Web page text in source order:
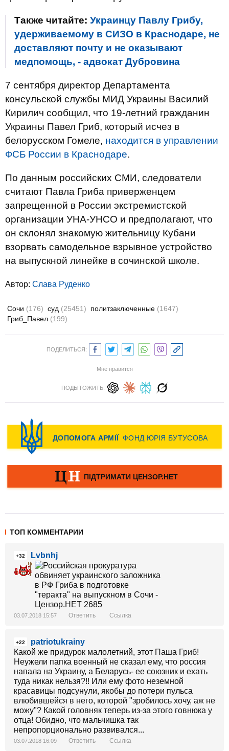
Также читайте: Украинцу Павлу Грибу,
удерживаемому в СИЗО в Краснодаре, не
доставляют почту и не оказывают
медпомощь, - адвокат Дубровина
7 сентября директор Департамента
консульской службы МИД Украины Василий
Кирилич сообщил, что 19-летний гражданин
Украины Павел Гриб, который исчез в
белорусском Гомеле, находится в управлении
ФСБ России в Краснодаре.
По данным российских СМИ, следователи
считают Павла Гриба приверженцем
запрещенной в России экстремистской
организации УНА-УНСО и предполагают, что
он склонял знакомую жительницу Кубани
взорвать самодельное взрывное устройство
на выпускной линейке в сочинской школе.
Автор: Слава Руденко
Сочи (176) суд (25451) политзаключенные (1647)
Гриб_Павел (199)
ПОДЕЛИТЬСЯ:
Мне нравится
ПОДЫТОЖИТЬ:
ТОП КОММЕНТАРИИ
+32 Lvbnhj
03.07.2018 15:57 Ответить Ссылка
+22
patriotukrainy
Какой же придурок малолетний, этот Паша Гриб!
Неужели папка военный не сказал ему, что россия
напала на Украину, а Беларусь- ее союзник и ехать
туда никак нельзя?!! Или ему фото неземной
красавицы подсунули, якобы до потери пульса
влюбившейся в него, которой "зробилось хочу, аж не
можу"? Какой головняк теперь из-за этого говнюка у
отца! Обидно, что мальчишка так
непропорционально развивался...
03.07.2018 16:09 Ответить Ссылка